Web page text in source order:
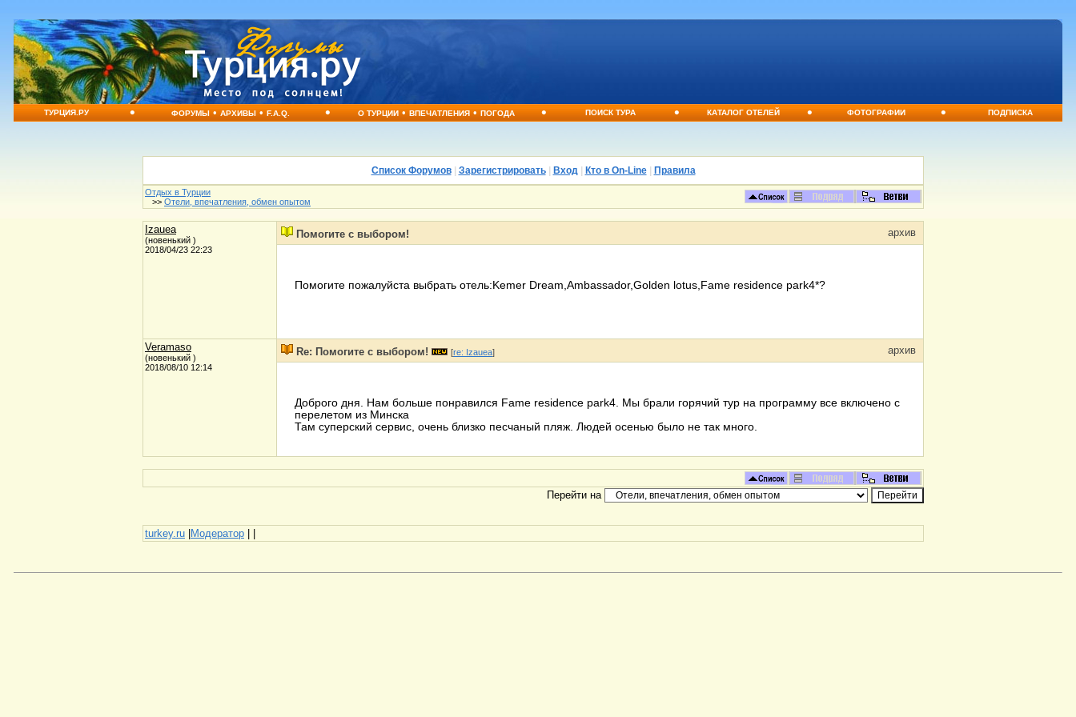
ТУРЦИЯ.РУ • ФОРУМЫ•АРХИВЫ•F.A.Q. • О ТУРЦИИ•ВПЕЧАТЛЕНИЯ•ПОГОДА • ПОИСК ТУРА • КАТАЛОГ ОТЕЛЕЙ • ФОТОГРАФИИ • ПОДПИСКА
Список Форумов| Зарегистрировать| Вход| Кто в On-Line| Правила
Отдых в Турции
>> Отели, впечатления, обмен опытом
Izauea
(новенький )
2018/04/23 22:23
Помогите с выбором! архив
Помогите пожалуйста выбрать отель:Kemer Dream,Ambassador,Golden lotus,Fame residence park4*?
Veramaso
(новенький )
2018/08/10 12:14
Re: Помогите с выбором! [re: Izauea] архив
Доброго дня. Нам больше понравился Fame residence park4. Мы брали горячий тур на программу все включено с
перелетом из Минска
Там суперский сервис, очень близко песчаный пляж. Людей осенью было не так много.
Перейти на
turkey.ru |Модератор | |